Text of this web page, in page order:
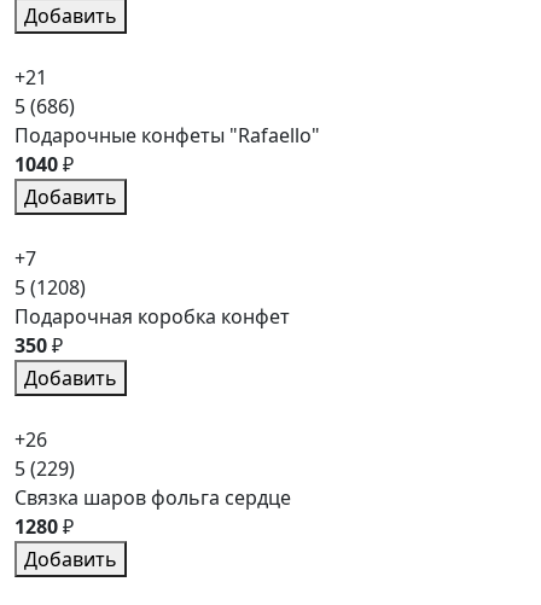
Добавить
+21
5(686)
Подарочные конфеты "Rafaello"
1040₽
Добавить
+7
5(1208)
Подарочная коробка конфет
350₽
Добавить
+26
5(229)
Связка шаров фольга сердце
1280₽
Добавить